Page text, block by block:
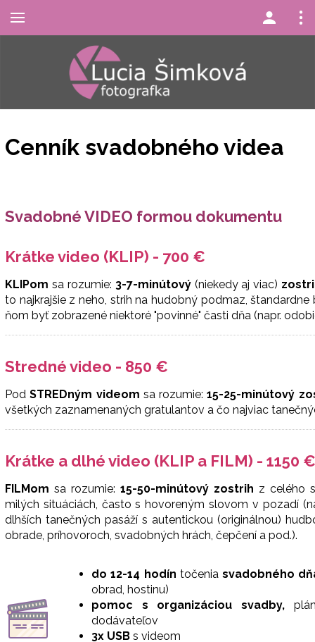
Cenník svadobného videa
Svadobné VIDEO formou dokumentu
Krátke video (KLIP) - 700 €
KLIPom sa rozumie: 3-7-minútový (niekedy aj viac)
to najkrajšie z neho, strih na hudobný podmaz,
ňom byť zobrazené niektoré "povinné" časti dňa (napr.
Stredné video - 850 €
PodSTREDným videom sa rozumie: 15-25-minútový
všetkých zaznamenaných gratulantov a čo najviac
Krátke a dlhé video (KLIP a FILM) - 1150 €
FILMom sa rozumie: 15-50-minútový zostrih z celého
milých situáciách, často s hovoreným slovom v pozadí
dlhších tanečných pasáží s autentickou (originálnou)
obrade, príhovoroch, svadobných hrách, čepčení a pod.).
do 12-14 hodín točeniasvadobného
obrad, hostinu)
pomoc s organizáciou svadby,
dodávateľov
3x USB s videom